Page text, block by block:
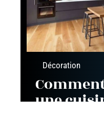
Décoration
une